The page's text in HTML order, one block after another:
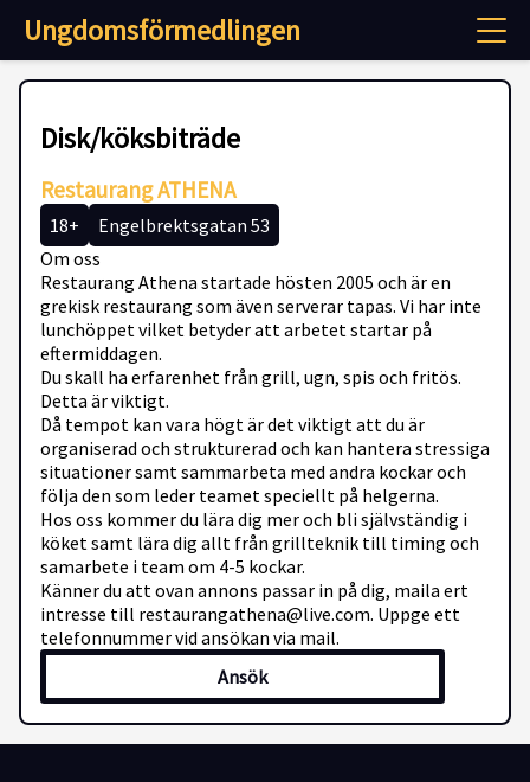
Ungdomsförmedlingen
Disk/köksbiträde
Restaurang ATHENA
18+
Engelbrektsgatan 53
Om oss
Restaurang Athena startade hösten 2005 och är en
grekisk restaurang som även serverar tapas. Vi har inte
lunchöppet vilket betyder att arbetet startar på
eftermiddagen.
Du skall ha erfarenhet från grill, ugn, spis och fritös.
Detta är viktigt.
Då tempot kan vara högt är det viktigt att du är
organiserad och strukturerad och kan hantera stressiga
situationer samt sammarbeta med andra kockar och
följa den som leder teamet speciellt på helgerna.
Hos oss kommer du lära dig mer och bli självständig i
köket samt lära dig allt från grillteknik till timing och
samarbete i team om 4-5 kockar.
Känner du att ovan annons passar in på dig, maila ert
intresse till restaurangathena@live.com. Uppge ett
telefonnummer vid ansökan via mail.
Ansök